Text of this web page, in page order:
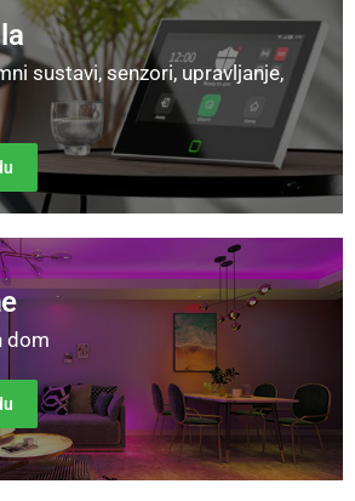
sustavi, senzori, upravljanje,
dom